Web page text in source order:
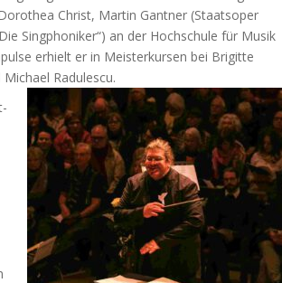
Christ, Martin Gantner (Staatsoper
Singphoniker“) an der Hochschule für Musik
erhielt er in Meisterkursen bei Brigitte
Radulescu.